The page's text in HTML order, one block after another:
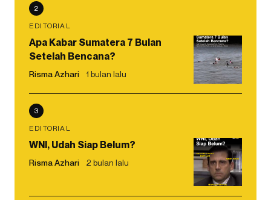
2
EDITORIAL
Apa Kabar Sumatera 7 Bulan
Setelah Bencana?
Risma Azhari 1 bulan lalu
3
EDITORIAL
WNI, Udah Siap Belum?
Risma Azhari 2 bulan lalu